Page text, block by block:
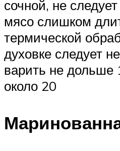
сочной, не
мясо слишком
термической
духовке следует
варить не дольше
около 20